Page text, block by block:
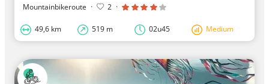
Mountainbikeroute · 2 ·
49,6 km 519 m 02u45 Medium